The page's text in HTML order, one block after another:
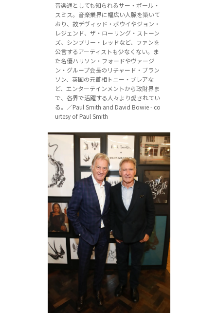
音楽通としても知られるサー・ポール・
スミス。音楽業界に幅広い人脈を築いて
おり、故デヴィッド・ボウイやジョン・
レジェンド、ザ・ローリング・ストーン
ズ、シンプリー・レッドなど、ファンを
公言するアーティストも少なくない。ま
た名優ハリソン・フォードやヴァージ
ン・グループ会長のリチャード・ブラン
ソン、英国の元首相トニー・ブレアな
ど、エンターテインメントから政財界ま
で、各界で活躍する人々より愛されてい
る。／Paul Smith and David Bowie - co
urtesy of Paul Smith